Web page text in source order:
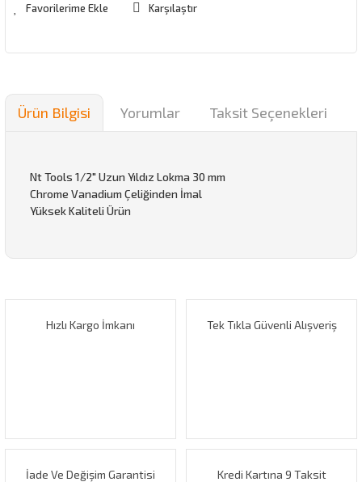
Karşılaştır
Ürün Bilgisi Yorumlar Taksit Seçenekleri
Nt Tools 1/2" Uzun Yıldız Lokma 30 mm
Chrome Vanadium Çeliğinden İmal
Yüksek Kaliteli Ürün
Görüş ve önerileriniz için teşekkür ederiz.
Hızlı Kargo İmkanı Tek Tıkla Güvenli Alışveriş
İade Ve Değişim Garantisi Kredi Kartına 9 Taksit